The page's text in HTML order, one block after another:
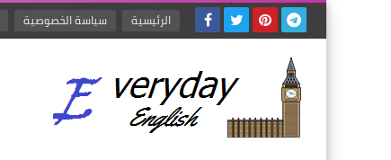
الرئيسية سياسة الخصوصية